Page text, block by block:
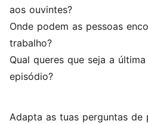
aos ouvintes?
Onde podem as pessoas
trabalho?
Qual queres que seja a
episódio?
Adapta as tuas perguntas